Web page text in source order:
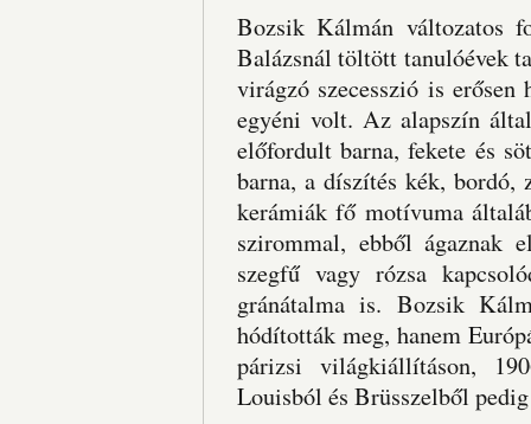
Bozsik Kálmán változatos
Balázsnál töltött tanulóévek
virágzó szecesszió is erősen
egyéni volt. Az alapszín
előfordult barna, fekete és
barna, a díszítés kék,
kerámiák fő motívuma
szirommal, ebből ágaznak
szegfű vagy rózsa
gránátalma is. Bozsik
hódították meg, hanem
párizsi világkiállításon,
Louisból és Brüsszelből